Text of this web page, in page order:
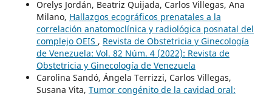
Orelys Jordán, Beatriz Quijada, Carlos Villegas, Ana
Milano, Hallazgos ecográficos prenatales a la
correlación anatomoclínica y radiológica posnatal del
complejo OEIS , Revista de Obstetricia y Ginecología
de Venezuela: Vol. 82 Núm. 4 (2022): Revista de
Obstetricia y Ginecología de Venezuela
Carolina Sandó, Ángela Terrizzi, Carlos Villegas,
Susana Vita, Tumor congénito de la cavidad oral: